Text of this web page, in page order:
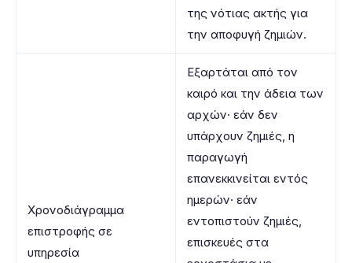
της νότιας ακτής για
την αποφυγή ζημιών.
Χρονοδιάγραμμα
επιστροφής σε
υπηρεσία
Εξαρτάται από τον
καιρό και την άδεια των
αρχών· εάν δεν
υπάρχουν ζημιές, η
παραγωγή
επανεκκινείται εντός
ημερών· εάν
εντοπιστούν ζημιές,
επισκευές στα